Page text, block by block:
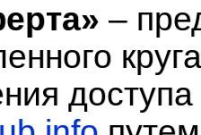
–
доступа